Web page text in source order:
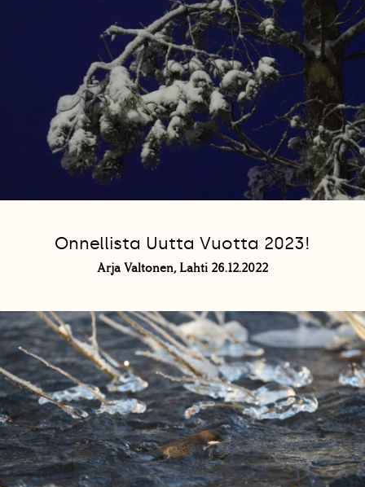
Onnellista Uutta Vuotta 2023!
Arja Valtonen, Lahti 26.12.2022